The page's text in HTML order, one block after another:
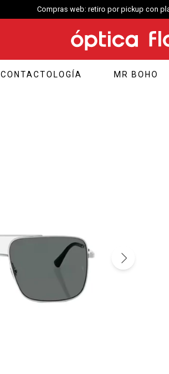
Compras web: retiro por pickup con
CONTACTOLOGÍA MR BOHO